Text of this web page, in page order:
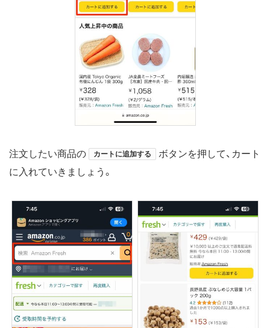
注文したい商品の カートに追加する
ボタンを押して、カート
に入れていきましょう。